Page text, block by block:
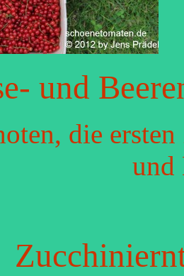
und
die
und